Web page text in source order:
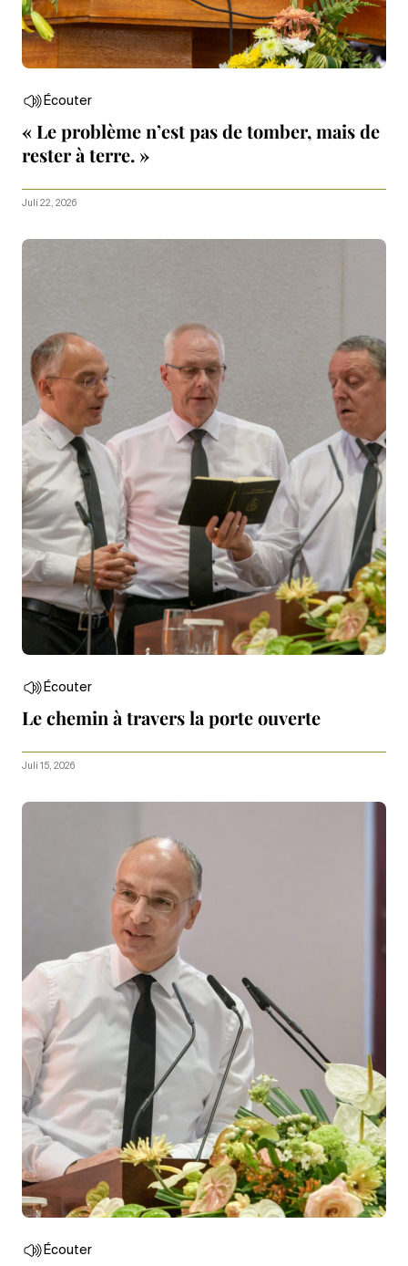
Écouter
« Le problème n’est pas de tomber, mais de
rester à terre. »
Juli 22, 2026
Écouter
Le chemin à travers la porte ouverte
Juli 15, 2026
Écouter